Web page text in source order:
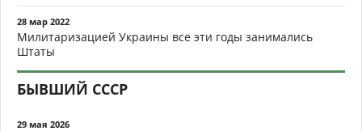
28 мар 2022
Милитаризацией Украины все эти годы занимались
Штаты
БЫВШИЙ СССР
29 мая 2026